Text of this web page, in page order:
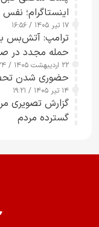
اینستاگرام؛
۱۷ تیر ۱۴۰۵ / ۱۶:۵۶
ترامپ: آتش‌بس با
حمله مجدد در
۲۲ اردیبهشت ۱۴۰۵ / ۱۵:۲۴
حضوری شدن
۱۴ تیر ۱۴۰۵ / ۱۹:۲۱
گزارش تصویری
گسترده مردم